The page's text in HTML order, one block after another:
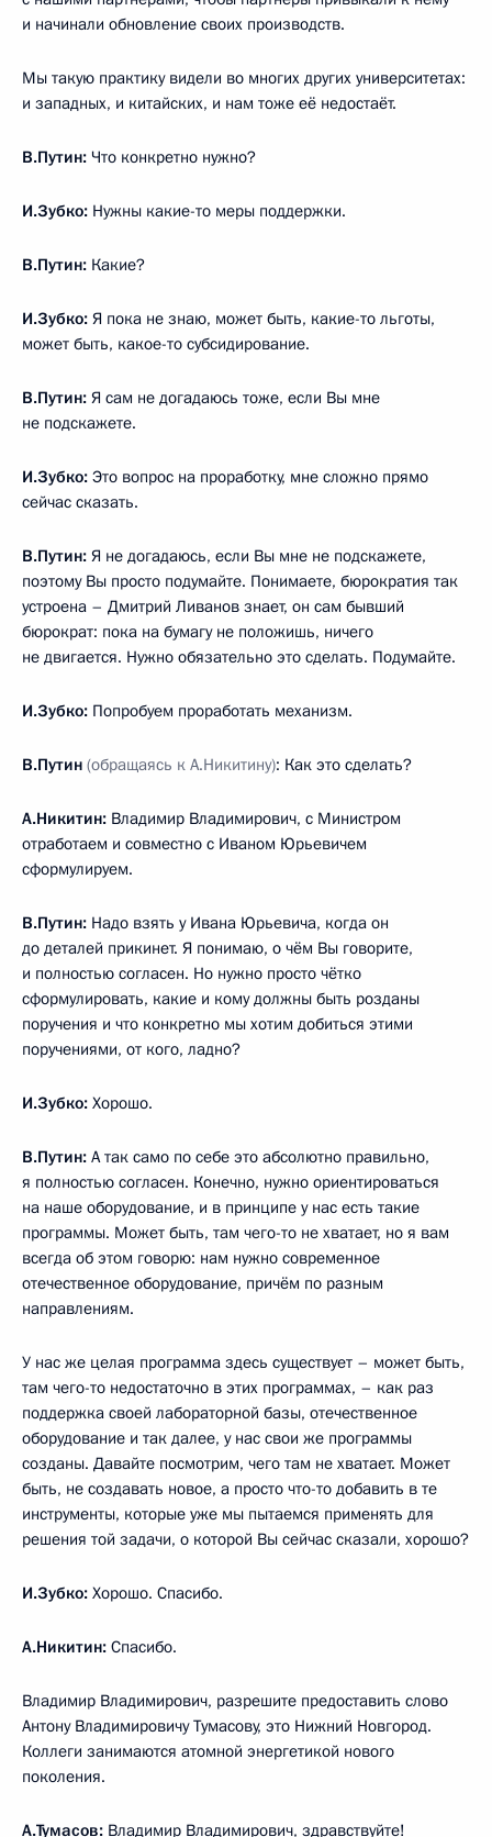
и начинали обновление своих производств.
Мы такую практику видели во многих других университетах:
и западных, и китайских, и нам тоже её недостаёт.
В.Путин: Что конкретно нужно?
И.Зубко: Нужны какие-то меры поддержки.
В.Путин: Какие?
И.Зубко: Я пока не знаю, может быть, какие-то льготы,
может быть, какое-то субсидирование.
В.Путин: Я сам не догадаюсь тоже, если Вы мне
не подскажете.
И.Зубко: Это вопрос на проработку, мне сложно прямо
сейчас сказать.
В.Путин: Я не догадаюсь, если Вы мне не подскажете,
поэтому Вы просто подумайте. Понимаете, бюрократия так
устроена – Дмитрий Ливанов знает, он сам бывший
бюрократ: пока на бумагу не положишь, ничего
не двигается. Нужно обязательно это сделать. Подумайте.
И.Зубко: Попробуем проработать механизм.
В.Путин (обращаясь к А.Никитину): Как это сделать?
А.Никитин: Владимир Владимирович, с Министром
отработаем и совместно с Иваном Юрьевичем
сформулируем.
В.Путин: Надо взять у Ивана Юрьевича, когда он
до деталей прикинет. Я понимаю, о чём Вы говорите,
и полностью согласен. Но нужно просто чётко
сформулировать, какие и кому должны быть розданы
поручения и что конкретно мы хотим добиться этими
поручениями, от кого, ладно?
И.Зубко: Хорошо.
В.Путин: А так само по себе это абсолютно правильно,
я полностью согласен. Конечно, нужно ориентироваться
на наше оборудование, и в принципе у нас есть такие
программы. Может быть, там чего-то не хватает, но я вам
всегда об этом говорю: нам нужно современное
отечественное оборудование, причём по разным
направлениям.
У нас же целая программа здесь существует – может быть,
там чего-то недостаточно в этих программах, – как раз
поддержка своей лабораторной базы, отечественное
оборудование и так далее, у нас свои же программы
созданы. Давайте посмотрим, чего там не хватает. Может
быть, не создавать новое, а просто что-то добавить в те
инструменты, которые уже мы пытаемся применять для
решения той задачи, о которой Вы сейчас сказали, хорошо?
И.Зубко: Хорошо. Спасибо.
А.Никитин: Спасибо.
Владимир Владимирович, разрешите предоставить слово
Антону Владимировичу Тумасову, это Нижний Новгород.
Коллеги занимаются атомной энергетикой нового
поколения.
А.Тумасов: Владимир Владимирович, здравствуйте!